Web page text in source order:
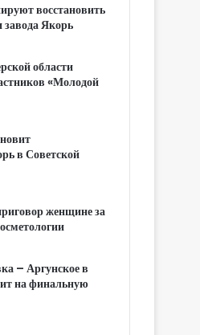
восстановить
Якорь
области
«Молодой
в Советской
женщине за
– Аргунское в
на финальную